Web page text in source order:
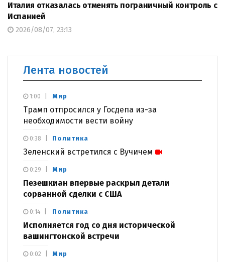
Италия отказалась отменять пограничный контроль с
Испанией
2026/08/07, 23:13
Лента новостей
Мир
Трамп отпросился у Госдепа из-за
необходимости вести войну
1:00
Политика
Зеленский встретился с Вучичем
0:38
Мир
Пезешкиан впервые раскрыл детали
сорванной сделки с США
0:29
Политика
Исполняется год со дня исторической
вашингтонской встречи
0:14
Мир
0:02